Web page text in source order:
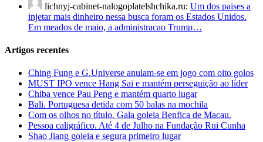
lichnyj-cabinet-nalogoplatelshchika.ru: Um dos paises a
injetar mais dinheiro nessa busca foram os Estados Unidos.
Em meados de maio, a administracao Trump…
Artigos recentes
Ching Fung e G.Universe anulam-se em jogo com oito golos
MUST IPO vence Hang Sai e mantém perseguição ao líder
Chiba vence Pau Peng e mantém quarto lugar
Bali. Portuguesa detida com 50 balas na mochila
Com os olhos no título. Gala goleia Benfica de Macau.
Pessoa caligráfico. Até 4 de Julho na Fundação Rui Cunha
Shao Jiang goleia e segura primeiro lugar